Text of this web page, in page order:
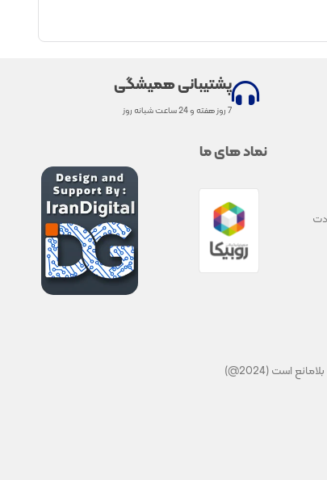
پشتیبانی همیشگی
7 روز هفته و 24 ساعت شبانه روز
نماد های ما
است (2024@)